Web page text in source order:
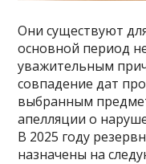
Они существуют
основной период
уважительным
совпадение дат
выбранным
апелляции о
В 2025 году
назначены на